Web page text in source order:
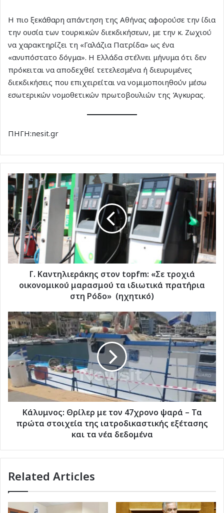
Η πιο ξεκάθαρη απάντηση της Αθήνας αφορούσε την ίδια
την ουσία των τουρκικών διεκδικήσεων, με την κ. Ζωχιού
να χαρακτηρίζει τη «Γαλάζια Πατρίδα» ως ένα
«ανυπόστατο δόγμα». Η Ελλάδα στέλνει μήνυμα ότι δεν
πρόκειται να αποδεχθεί τετελεσμένα ή διευρυμένες
διεκδικήσεις που επιχειρείται να νομιμοποιηθούν μέσω
εσωτερικών νομοθετικών πρωτοβουλιών της Άγκυρας.
ΠΗΓΗ:nesit.gr
Γ.
Καντηλιεράκης
στον
topfm:
«Σε
τροχιά
οικονομικού
μαρασμού
τα
ιδιωτικά
πρατήρια
(ηχητικό)
Γ. Καντηλιεράκης στον topfm: «Σε τροχιά
οικονομικού μαρασμού τα ιδιωτικά πρατήρια
στη Ρόδο» (ηχητικό)
Κάλυμνος:
Θρίλερ
με
τον
47χρονο
ψαρά
–
Τα
πρώτα
στοιχεία
της
και
νέα
Κάλυμνος: Θρίλερ με τον 47χρονο ψαρά – Τα
πρώτα στοιχεία της ιατροδικαστικής εξέτασης
και τα νέα δεδομένα
Related Articles